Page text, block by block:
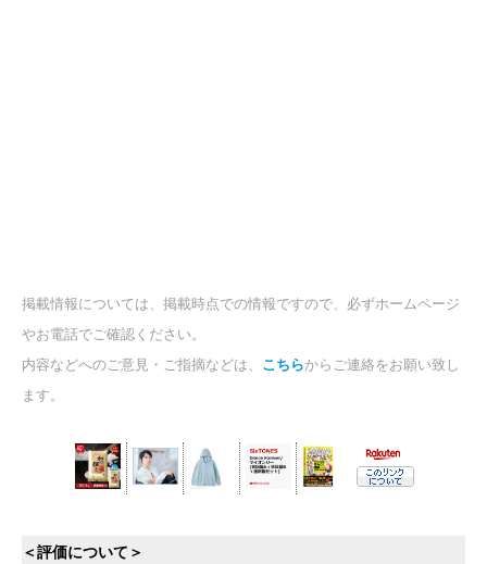
掲載情報については、掲載時点での情報ですので、必ずホームページ
やお電話でご確認ください。
内容などへのご意見・ご指摘などは、 こちらからご連絡をお願い致し
ます。
＜評価について＞